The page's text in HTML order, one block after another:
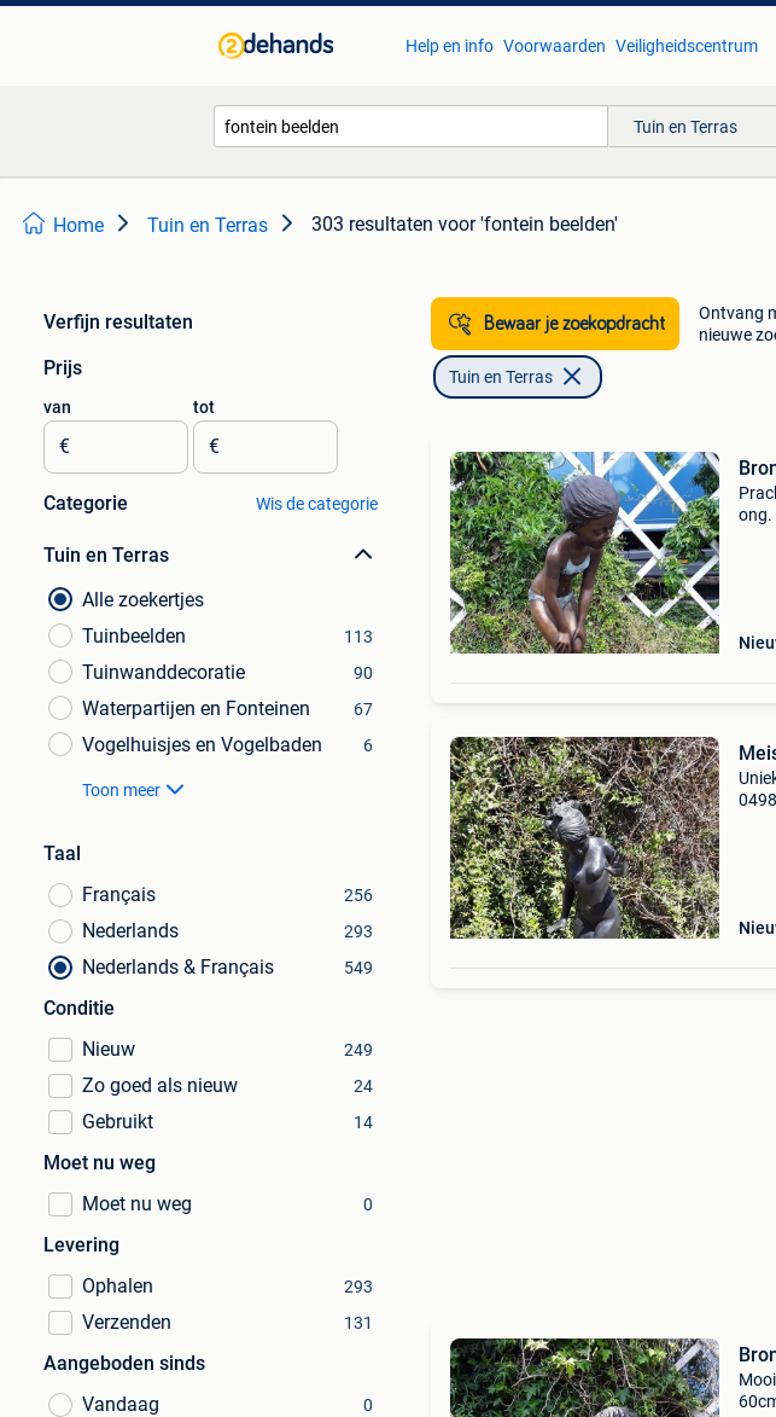
Help en info Voorwaarden Veiligheidscentrum
Tuin en Terras
Home Tuin en Terras 303 resultaten voor 'fontein beelden'
Verfijn resultaten
Prijs
van
€
tot
€
Categorie Wis de categorie
Tuin en Terras
Alle zoekertjes
Tuinbeelden
113
Tuinwanddecoratie 90
Waterpartijen en Fonteinen 67
Vogelhuisjes en Vogelbaden 6
Toon meer
Taal
Français
256
Nederlands 293
Nederlands & Français 549
Conditie
Nieuw
249
Zo goed als nieuw 24
Gebruikt 14
Moet nu weg
Moet nu weg
0
Levering
Ophalen
293
Verzenden 131
Aangeboden sinds
Vandaag
0
Bewaar je zoekopdracht
Ontvang
nieuwe
Tuin en Terras
ong.